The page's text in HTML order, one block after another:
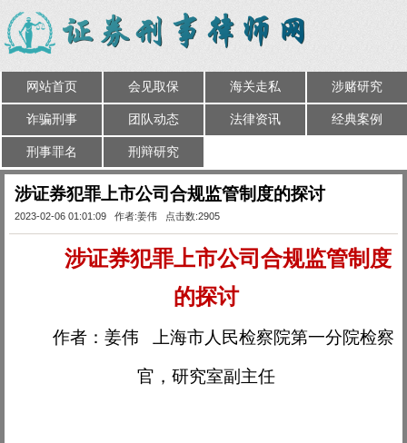
网站首页 会见取保 海关走私 涉赌研究
诈骗刑事 团队动态 法律资讯 经典案例
刑事罪名 刑辩研究
涉证券犯罪上市公司合规监管制度的探讨
2023-02-06 01:01:09 作者:姜伟 点击数:2905
涉证券犯罪上市公司合规监管制度
的探讨
作者： 姜伟 上海市人民检察院第一分院检察
官，研究室副主任